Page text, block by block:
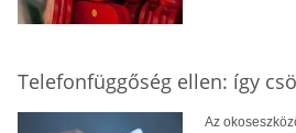
Telefonfüggőség ellen: így
Az